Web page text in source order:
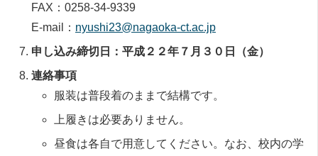
FAX：0258-34-9339
E-mail： nyushi23@nagaoka-ct.ac.jp
申し込み締切日： 平成２２年７月３０日（金）
連絡事項
服装は普段着のままで結構です。
上履きは必要ありません。
昼食は各自で用意してください。なお、校内の学